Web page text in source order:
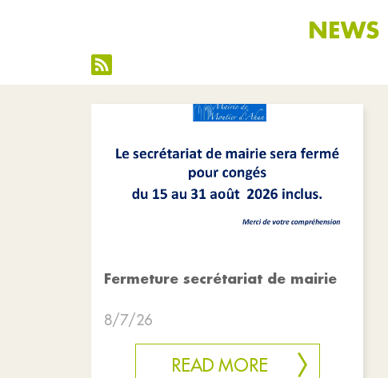
Fermeture secrétariat de mairie
8/7/26
READ MORE